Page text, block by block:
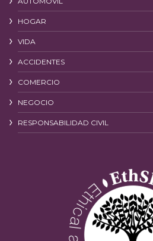
HOGAR
VIDA
ACCIDENTES
COMERCIO
NEGOCIO
RESPONSABILIDAD CIVIL